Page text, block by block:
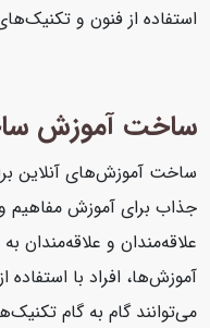
استفاده از فنون و
ساخت آموزش
ساخت آموزش‌های آنلاین
جذاب برای آموزش مفاهیم و
علاقه‌مندان و علاقه‌مندان
آموزش‌ها، افراد با استفاده
می‌توانند گام به گام